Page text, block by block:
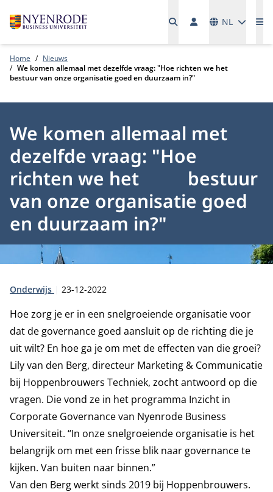
NL
Home
Nieuws
We komen allemaal met dezelfde vraag: "Hoe richten we het
bestuur van onze organisatie goed en duurzaam in?"
We komen allemaal met
dezelfde vraag: "Hoe
richten we het bestuur
van onze organisatie goed
en duurzaam in?"
Type:
Onderwijs Publicatiedatum:
23-12-2022
Hoe zorg je er in een snelgroeiende organisatie voor
dat de governance goed aansluit op de richting die je
uit wilt? En hoe ga je om met de effecten van die groei?
Lily van den Berg, directeur Marketing & Communicatie
bij Hoppenbrouwers Techniek, zocht antwoord op die
vragen. Die vond ze in het programma Inzicht in
Corporate Governance van Nyenrode Business
Universiteit. “In onze snelgroeiende organisatie is het
belangrijk om met een frisse blik naar governance te
kijken. Van buiten naar binnen.”
Van den Berg werkt sinds 2019 bij Hoppenbrouwers.